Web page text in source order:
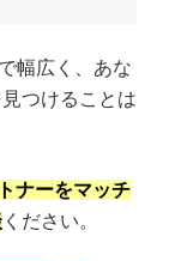
幅広く、あな
つけることは
ナーをマッチ
ください。